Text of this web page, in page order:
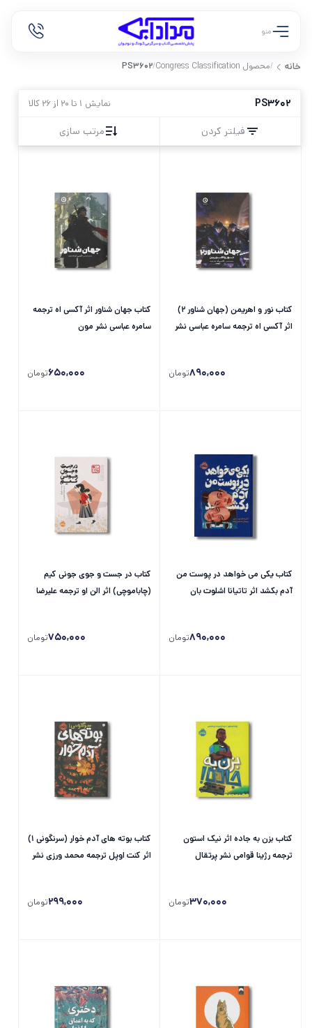
منو
خانه /محصول Congress Classification /
PS3602
PS3602 نمایش 1 تا 20 از 26 کالا
فیلتر کردن مرتب سازی
کتاب نور و اهریمن (جهان شناور 2)
اثر آکسی اه ترجمه سامره عباسی نشر
890,000تومان
کتاب جهان شناور اثر آکسی اه ترجمه
سامره عباسی نشر مون
650,000تومان
کتاب یکی می خواهد در پوست من
آدم بکشد اثر تاتیانا اشلوت بان
890,000تومان
کتاب در جست و جوی جونی کیم
(چاباموچی) اثر الن او ترجمه علیرضا
750,000تومان
کتاب بزن به جاده اثر نیک استون
ترجمه رژینا قوامی نشر پرتقال
370,000تومان
کتاب بوته های آدم خوار (سرنگونی 1)
اثر کنت اوپل ترجمه محمد ورزی نشر
299,000تومان